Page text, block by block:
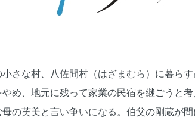
さな村、八佐間村（はざまむら）に暮ら
め、地元に残って家業の民宿を継ごうと
の芙美と言い争いになる。伯父の剛蔵が